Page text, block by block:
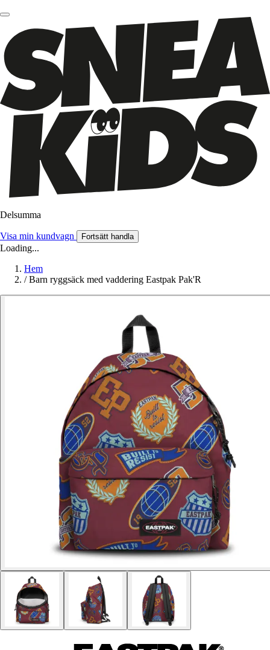
Delsumma
Visa min kundvagn Fortsätt handla
Loading...
Hem
/ Barn ryggsäck med vaddering Eastpak Pak'R